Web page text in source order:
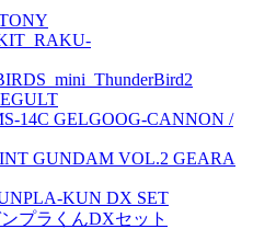
14C GELGOOG-CANNON /
GUNDAM VOL.2 GEARA
KUN DX SET
プラくんDXセット